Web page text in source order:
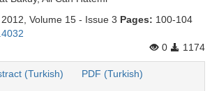
Volume 15 - Issue 3 Pages: 100-104
0
1174
(Turkish) PDF (Turkish)